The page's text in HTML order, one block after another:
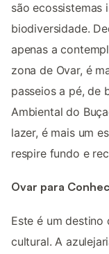
são ecossistemas
biodiversidade.
apenas a
zona de Ovar, é
passeios a pé, de
Ambiental do
lazer, é mais um
respire fundo e
Ovar para
Este é um destino
cultural. A